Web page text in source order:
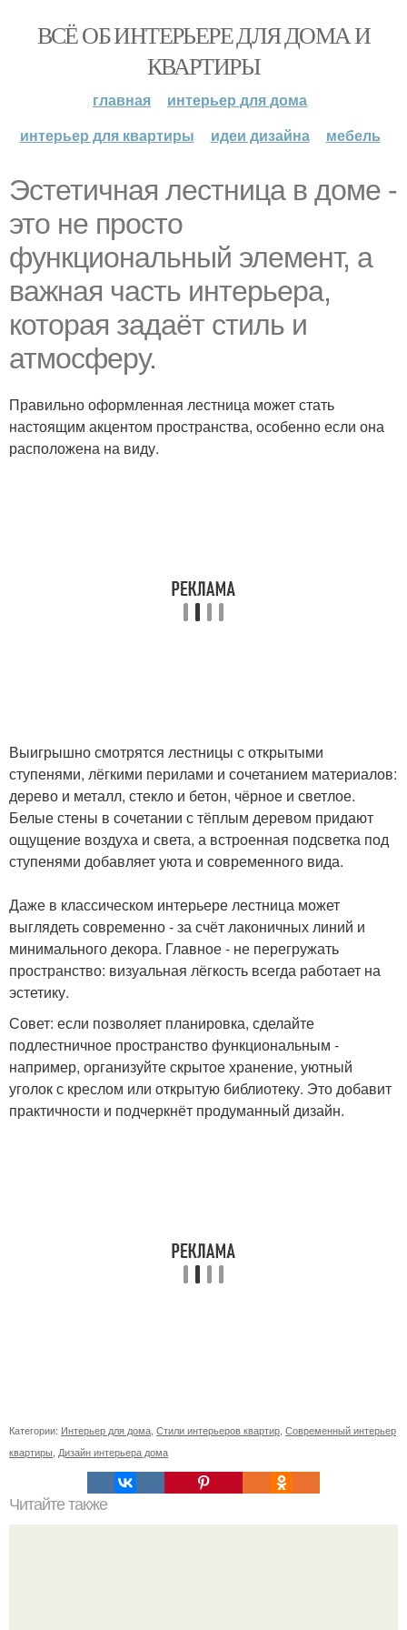
ВСЁ ОБ ИНТЕРЬЕРЕ ДЛЯ ДОМА И
КВАРТИРЫ
главная
интерьер для дома
интерьер для квартиры
идеи дизайна мебель
Эстетичная лестница в доме -
это не просто
функциональный элемент, а
важная часть интерьера,
которая задаёт стиль и
атмосферу.
Правильно оформленная лестница может стать
настоящим акцентом пространства, особенно если она
расположена на виду.
Выигрышно смотрятся лестницы с открытыми
ступенями, лёгкими перилами и сочетанием материалов:
дерево и металл, стекло и бетон, чёрное и светлое.
Белые стены в сочетании с тёплым деревом придают
ощущение воздуха и света, а встроенная подсветка под
ступенями добавляет уюта и современного вида.
Даже в классическом интерьере лестница может
выглядеть современно - за счёт лаконичных линий и
минимального декора. Главное - не перегружать
пространство: визуальная лёгкость всегда работает на
эстетику.
Совет: если позволяет планировка, сделайте
подлестничное пространство функциональным -
например, организуйте скрытое хранение, уютный
уголок с креслом или открытую библиотеку. Это добавит
практичности и подчеркнёт продуманный дизайн.
Категории: Интерьер для дома Стили интерьеров квартир Современный интерьер
квартиры Дизайн интерьера дома
Читайте также